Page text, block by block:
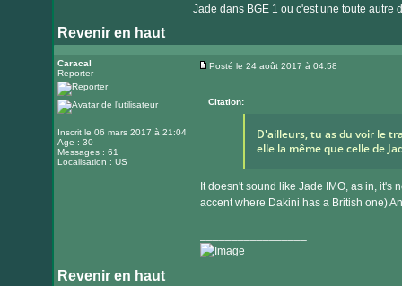
Jade dans BGE 1 ou c'est une toute autre
Revenir en haut
Caracal
Reporter
Inscrit le 06 mars 2017 à 21:04
Age : 30
Messages : 61
Localisation : US
Posté le 24 août 2017 à 04:58
Citation:
D'ailleurs, tu as du voir le
elle la même que celle de
It doesn't sound like Jade IMO, as in, it's
accent where Dakini has a British one)
Revenir en haut